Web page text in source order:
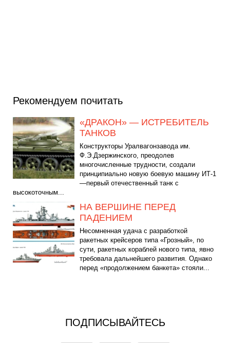
Рекомендуем почитать
«ДРАКОН» — ИСТРЕБИТЕЛЬ
ТАНКОВ
Конструкторы Уралвагонзавода им.
Ф.Э.Дзержинского, преодолев
многочисленные трудности, создали
принципиально новую боевую машину ИТ-1
—первый отечественный танк с
высокоточным...
НА ВЕРШИНЕ ПЕРЕД
ПАДЕНИЕМ
Несомненная удача с разработкой
ракетных крейсеров типа «Грозный», по
сути, ракетных кораблей нового типа, явно
требовала дальнейшего развития. Однако
перед «продолжением банкета» стояли...
ПОДПИСЫВАЙТЕСЬ